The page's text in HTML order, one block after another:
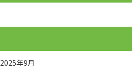
2025年9月